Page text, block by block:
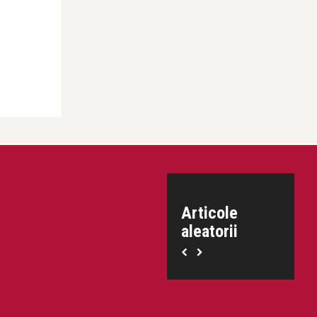
Articole
aleatorii